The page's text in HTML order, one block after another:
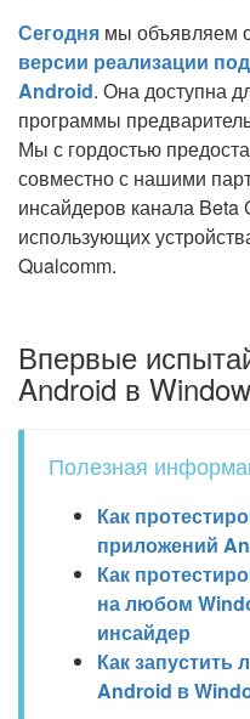
Сегодня мы объявляем
версии реализации
Android. Она доступна
программы
Мы с гордостью
совместно с нашими
инсайдеров канала
использующих
Qualcomm.
Впервые
Android в
Полезная
Как
приложений
Как
на любом
инсайдер
Как
Android в